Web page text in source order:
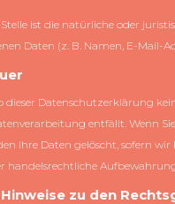
ist die natürliche oder
Daten (z. B. Namen, E-Mail-
dieser Datenschutzerklärung
entfällt. Wenn
Ihre Daten gelöscht, sofern
handelsrechtliche
zu den